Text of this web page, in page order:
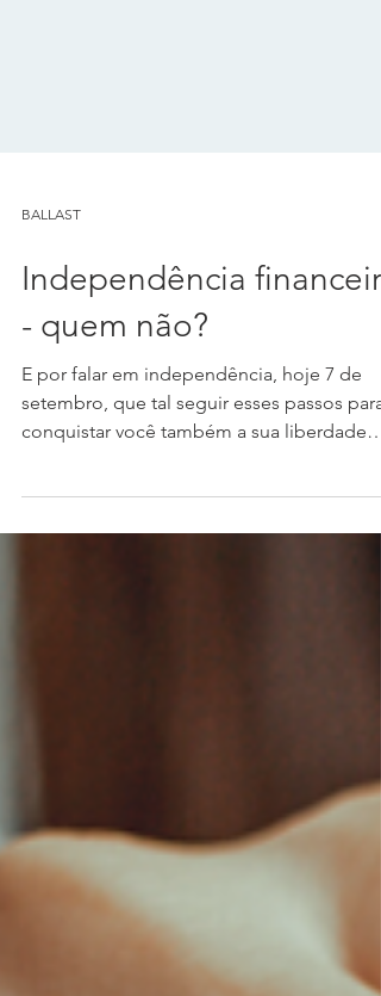
BALLAST
Independência financeira
- quem não?
E por falar em independência, hoje 7 de
conquistar você também a sua liberdade